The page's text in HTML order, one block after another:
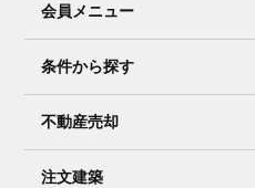
会員メニュー
条件から探す
不動産売却
注文建築